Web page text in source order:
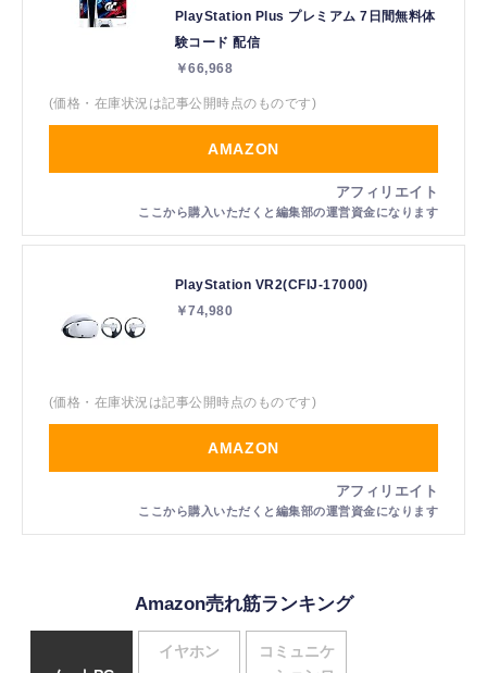
PlayStation Plus プレミアム 7日間無料体
験コード 配信
￥66,968
(価格・在庫状況は記事公開時点のものです)
AMAZON
PlayStation VR2(CFIJ-17000)
￥74,980
(価格・在庫状況は記事公開時点のものです)
AMAZON
Amazon売れ筋ランキング
イヤホン
コミュニケ